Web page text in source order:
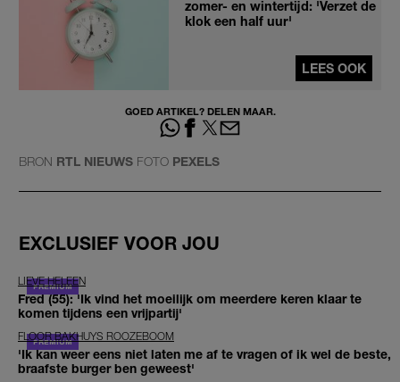
zomer- en wintertijd: 'Verzet de
klok een half uur'
LEES OOK
GOED ARTIKEL? DELEN MAAR.
BRON RTL NIEUWS FOTO PEXELS
EXCLUSIEF VOOR JOU
LIEVE HELEEN
Fred (55): 'Ik vind het moeilijk om meerdere keren klaar te
komen tijdens een vrijpartij'
FLOOR BAKHUYS ROOZEBOOM
'Ik kan weer eens niet laten me af te vragen of ik wel de beste,
braafste burger ben geweest'